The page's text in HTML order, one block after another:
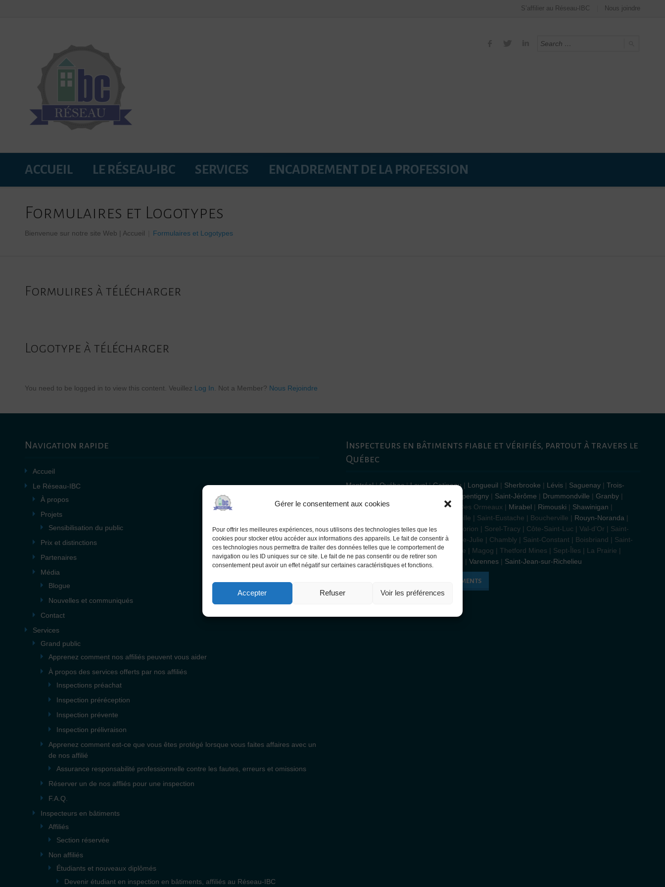
Gérer le consentement aux cookies
Pour offrir les meilleures expériences, nous utilisons des technologies telles que les
cookies pour stocker et/ou accéder aux informations des appareils. Le fait de consentir à
ces technologies nous permettra de traiter des données telles que le comportement de
navigation ou les ID uniques sur ce site. Le fait de ne pas consentir ou de retirer son
consentement peut avoir un effet négatif sur certaines caractéristiques et fonctions.
Accepter Refuser Voir les préférences
S’affilier au Réseau-IBC Nous joindre
ACCUEIL LE RÉSEAU-IBC SERVICES ENCADREMENT DE LA PROFESSION
Formulaires et Logotypes
Bienvenue sur notre site Web | Accueil Formulaires et Logotypes
Formulires à télécharger
Logotype à télécharger
You need to be logged in to view this content. Veuillez Log In . Not a Member? Nous Rejoindre
Navigation rapide
Accueil
Le Réseau-IBC
À propos
Projets
Sensibilisation du public
Prix et distinctions
Partenaires
Média
Blogue
Nouvelles et communiqués
Contact
Services
Grand public
Apprenez comment nos affiliés peuvent vous aider
À propos des services offerts par nos affiliés
Inspections préachat
Inspection préréception
Inspection prévente
Inspection prélivraison
Apprenez comment est-ce que vous êtes protégé lorsque vous faites affaires avec un
de nos affilié
Assurance responsabilité professionnelle contre les fautes, erreurs et omissions
Réserver un de nos affliés pour une inspection
F.A.Q.
Inspecteurs en bâtiments
Affiliés
Section réservée
Non affiliés
Étudiants et nouveaux diplômés
Devenir étudiant en inspection en bâtiments, affiliés au Réseau-IBC
Inspecteurs en bâtiments fiable et vérifiés, partout à travers le
Québec
Montréal|Québec|Laval|Gatineau | Longueuil | Sherbrooke | Lévis | Saguenay |Trois-
Repentigny | Saint-Jérôme | Drummondville | Granby |
Blainville| Saint-Hyacinthe | Dollard-Des Ormeaux | Mirabel | Rimouski | Shawinigan |
Châteauguay | Mascouche | Victoriaville | Saint-Eustache | Boucherville | Rouyn-Noranda |
Salaberry-de-Valleyfield | Vaudreuil-Dorion | Sorel-Tracy | Côte-Saint-Luc | Val-d’Or | Saint-
Georges | Pointe-Claire | Alma | Sainte-Julie | Chambly | Saint-Constant | Boisbriand | Saint-
Bruno-de-Montarville | Sainte-Thérèse | Magog | Thetford Mines | Sept-Îles | La Prairie |
Saint-Lambert | L’Assomption | Belœil |Varennes | Saint-Jean-sur-Richelieu
JE CHERCHE UN INSPECTEUR EN BÂTIMENTS